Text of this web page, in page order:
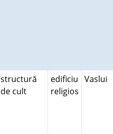
structură
de cult
edificiu
religios
Vaslui